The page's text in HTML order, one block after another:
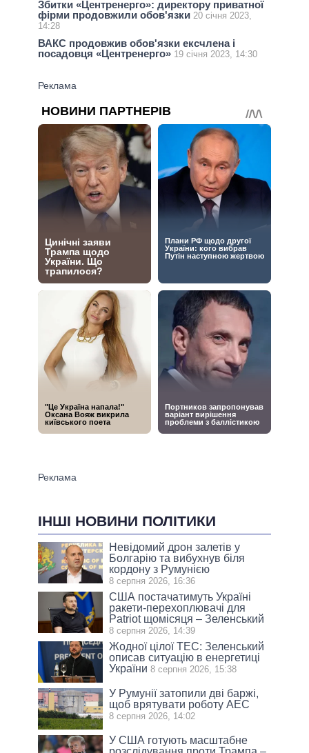
Збитки «Центренерго»: директору приватної
фірми продовжили обов'язки 20 січня 2023,
14:28
ВАКС продовжив обов'язки ексчлена і
посадовця «Центренерго» 19 січня 2023, 14:30
ІНШІ НОВИНИ ПОЛІТИКИ
Невідомий дрон залетів у
Болгарію та вибухнув біля
кордону з Румунією
8 серпня 2026, 16:36
США постачатимуть Україні
ракети-перехоплювачі для
Patriot щомісяця – Зеленський
8 серпня 2026, 14:39
Жодної цілої ТЕС: Зеленський
описав ситуацію в енергетиці
України 8 серпня 2026, 15:38
У Румунії затопили дві баржі,
щоб врятувати роботу АЕС
8 серпня 2026, 14:02
У США готують масштабне